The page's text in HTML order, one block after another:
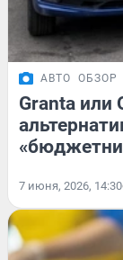
АВТО ОБЗОР
Granta или
7 июня, 2026, 14:30